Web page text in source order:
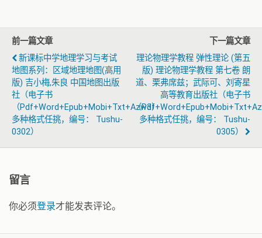
前一篇文章
新课标中学地理学习与考试
地图系列：区域地理地图(高用
版) 吉小梅,朱良 中国地图出版
社（电子书
（pdf+word+epub+mobi+txt+azw3）
多种格式任挑，编号： Tushu-
0302）
下一篇文章
理论物理学教程 弹性理论 (第五
版) 理论物理学教程 第七卷 朗
道、栗弗席兹；武际可、刘寄星
高等教育出版社（电子书
（
多种格式任挑，编号： Tushu-
0305）
留言
你必须登录才能发表评论。